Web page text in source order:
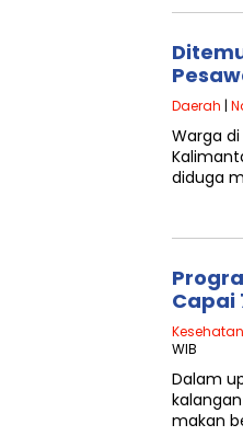
Daerah |
Warga
diduga
Capai
Kesehatan
WIB
Dalam
makan